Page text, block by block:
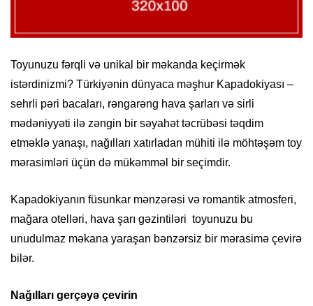
Toyunuzu fərqli və unikal bir məkanda keçirmək
istərdinizmi? Türkiyənin dünyaca məşhur Kapadokiyası –
sehrli pəri bacaları, rəngarəng hava şarları və sirli
mədəniyyəti ilə zəngin bir səyahət təcrübəsi təqdim
etməklə yanaşı, nağılları xatırladan mühiti ilə möhtəşəm toy
mərasimləri üçün də mükəmməl bir seçimdir.
Kapadokiyanın füsunkar mənzərəsi və romantik atmosferi,
mağara otelləri, hava şarı gəzintiləri toyunuzu bu
unudulmaz məkana yaraşan bənzərsiz bir mərasimə çevirə
bilər.
Nağılları gerçəyə çevirin